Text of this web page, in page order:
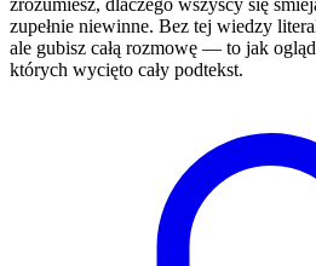
zrozumiesz, dlaczego wszyscy się
zupełnie niewinne. Bez tej wiedzy
ale gubisz całą rozmowę — to jak
których wycięto cały podtekst.